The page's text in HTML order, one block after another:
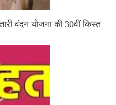
वंदन योजना की 30वीं किस्त